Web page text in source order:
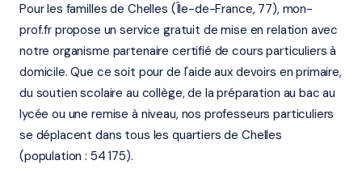
Pour les familles de Chelles (Île-de-France, 77), mon-
prof.fr propose un service gratuit de mise en relation avec
notre organisme partenaire certifié de cours particuliers à
domicile. Que ce soit pour de l'aide aux devoirs en primaire,
du soutien scolaire au collège, de la préparation au bac au
lycée ou une remise à niveau, nos professeurs particuliers
se déplacent dans tous les quartiers de Chelles
(population : 54 175).